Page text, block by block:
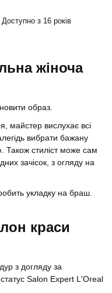
Доступно з 16 років
жіноча
образ.
майстер вислухає всі
вибрати бажану
Також стиліст може сам
зачісок, з огляду на
укладку на браш.
краси
з догляду за
Salon Expert L'Oreal